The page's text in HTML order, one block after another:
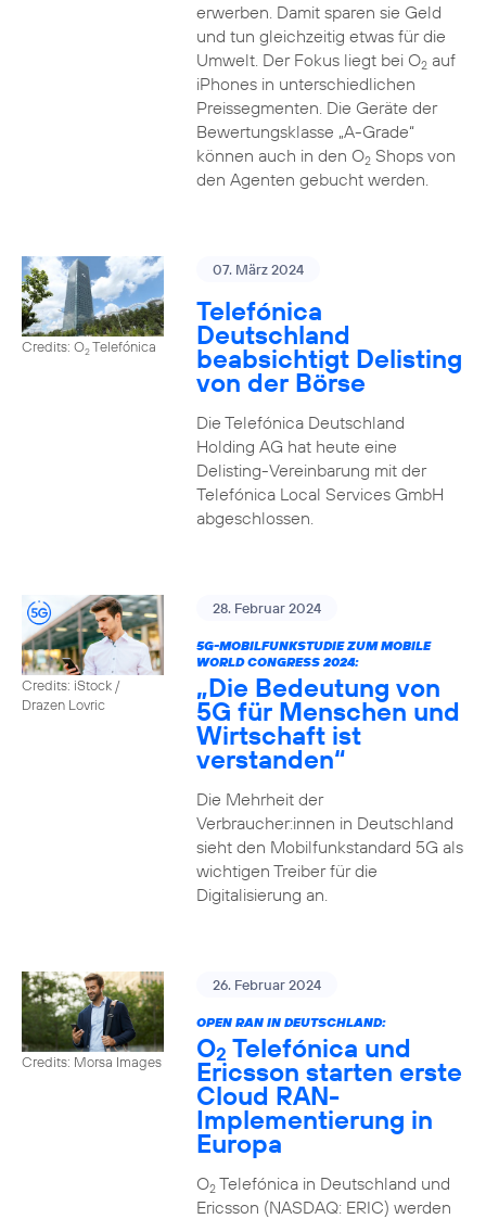
erwerben. Damit sparen sie Geld
und tun gleichzeitig etwas für die
Umwelt. Der Fokus liegt bei O2auf
iPhones in unterschiedlichen
Preissegmenten. Die Geräte der
Bewertungsklasse „A-Grade“
können auch in den O2Shops von
den Agenten gebucht werden.
Credits: O2Telefónica
07. März 2024
Telefónica
Deutschland
beabsichtigt Delisting
von der Börse
Die Telefónica Deutschland
Holding AG hat heute eine
Delisting-Vereinbarung mit der
Telefónica Local Services GmbH
abgeschlossen.
Credits: iStock /
Drazen Lovric
28. Februar 2024
5G-MOBILFUNKSTUDIE ZUM MOBILE
WORLD CONGRESS 2024:
„Die Bedeutung von
5G für Menschen und
Wirtschaft ist
verstanden“
Die Mehrheit der
Verbraucher:innen in Deutschland
sieht den Mobilfunkstandard 5G als
wichtigen Treiber für die
Digitalisierung an.
Credits: Morsa Images
26. Februar 2024
OPEN RAN IN DEUTSCHLAND:
O2 Telefónica und
Ericsson starten erste
Cloud RAN-
Implementierung in
Europa
O2Telefónica in Deutschland und
Ericsson (NASDAQ: ERIC) werden